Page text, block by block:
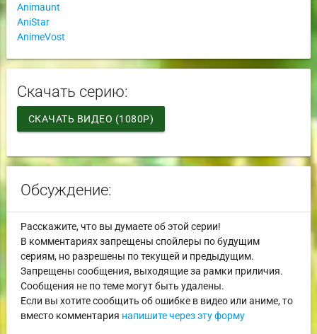
Animaunt
AniStar
AnimeVost
Скачать серию:
СКАЧАТЬ ВИДЕО (1080P)
Обсуждение:
Расскажите, что вы думаете об этой серии!
В комментариях запрещены спойлеры по будущим
сериям, но разрешены по текущей и предыдущим.
Запрещены сообщения, выходящие за рамки приличия.
Сообщения не по теме могут быть удалены.
Если вы хотите сообщить об ошибке в видео или аниме, то
вместо комментария напишите через эту форму